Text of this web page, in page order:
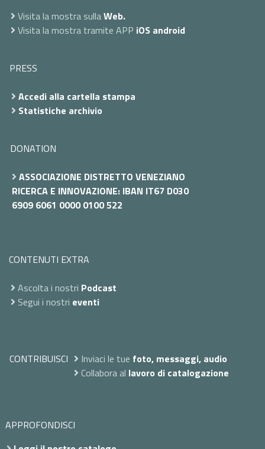
Visita la mostra sullaWeb.
Visita la mostra tramite APP iOS android
PRESS
Accedi alla cartella stampa
Statistiche archivio
DONATION
ASSOCIAZIONE DISTRETTO VENEZIANO
RICERCA E INNOVAZIONE: IBAN IT67 D030
6909 6061 0000 0100 522
CONTENUTI EXTRA
Ascolta i nostri Podcast
Segui i nostri eventi
CONTRIBUISCI Inviaci le tue foto, messaggi, audio
Collabora al lavoro di catalogazione
APPROFONDISCI